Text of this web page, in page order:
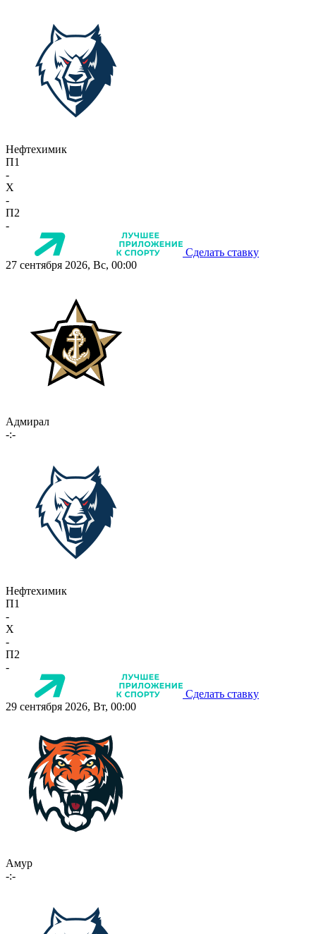
Нефтехимик
П1
-
X
-
П2
-
Сделать ставку
27 сентября 2026, Вс, 00:00
Адмирал
-:-
Нефтехимик
П1
-
X
-
П2
-
Сделать ставку
29 сентября 2026, Вт, 00:00
Амур
-:-